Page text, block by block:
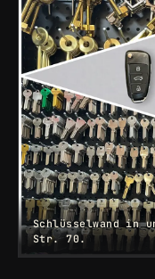
Schlüsselwand in
Str. 70.